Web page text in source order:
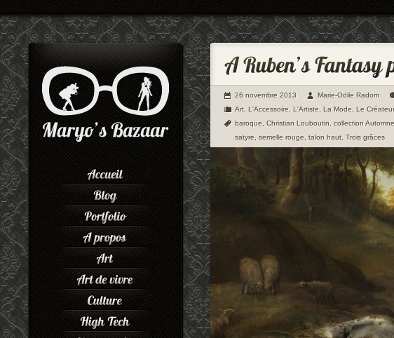
26 novembre 2013 Marie-Odile Radom
Art L'Accessoire L'Artiste La Mode Le Créateur
baroque
Christian Louboutin collection
satyre
semelle rouge talon haut Trois grâces